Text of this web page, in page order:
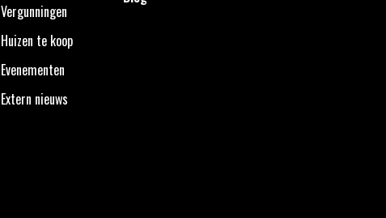
Vergunningen
Huizen te koop
Evenementen
Extern nieuws